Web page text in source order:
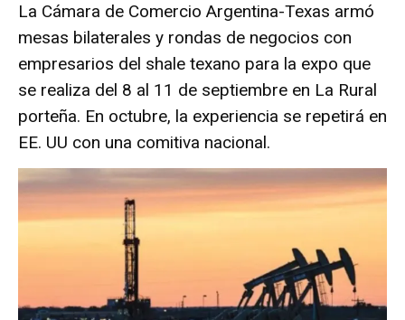
La Cámara de Comercio Argentina-Texas armó
mesas bilaterales y rondas de negocios con
empresarios del shale texano para la expo que
se realiza del 8 al 11 de septiembre en La Rural
porteña. En octubre, la experiencia se repetirá en
EE. UU con una comitiva nacional.